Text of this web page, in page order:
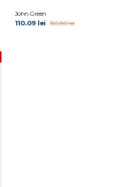
John Green
110.09 lei 150.80 lei